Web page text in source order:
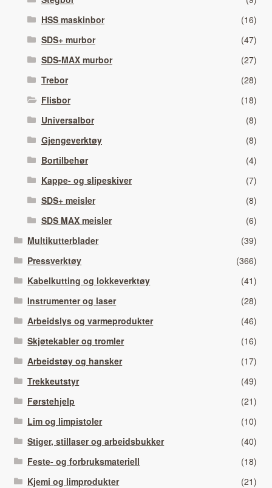
HSS maskinbor
(16)
SDS+ murbor
(47)
SDS-MAX murbor
(27)
Trebor
(28)
Flisbor
(18)
Universalbor
(8)
Gjengeverktøy
(8)
Bortilbehør
(4)
Kappe- og slipeskiver
(7)
SDS+ meisler
(8)
SDS MAX meisler
(6)
Multikutterblader
(39)
Pressverktøy
(366)
Kabelkutting og lokkeverktøy
(41)
Instrumenter og laser
(28)
Arbeidslys og varmeprodukter
(46)
Skjøtekabler og tromler
(16)
Arbeidstøy og hansker
(17)
Trekkeutstyr
(49)
Førstehjelp
(21)
Lim og limpistoler
(10)
Stiger, stillaser og arbeidsbukker
(40)
Feste- og forbruksmateriell
(18)
Kjemi og limprodukter
(21)